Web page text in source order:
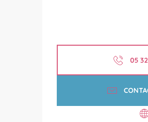
05